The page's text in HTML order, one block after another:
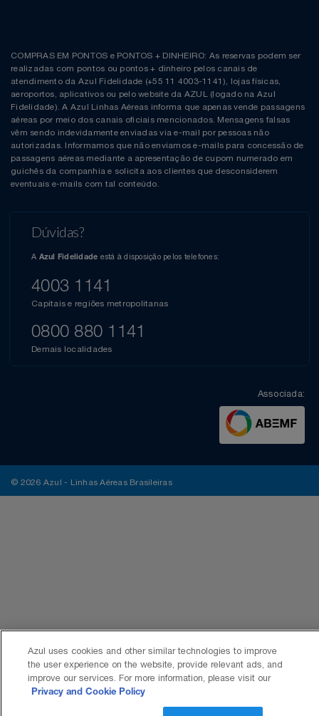
COMPRAS EM PONTOS e PONTOS + DINHEIRO: As reservas podem ser
realizadas com pontos ou pontos + dinheiro pelos canais de
atendimento da Azul Fidelidade (+55 11 4003-1141), lojas físicas,
aeroportos, aplicativos ou pelo website da AZUL (logado na Azul
Fidelidade). A Azul Linhas Aéreas informa que apenas vende passagens
aéreas por meio dos canais oficiais mencionados. Mensagens falsas
vêm sendo indevidamente enviadas via e-mail por pessoas não
autorizadas. Informamos que não enviamos e-mails para concessão de
passagens aéreas mediante a apresentação de cupom numerado em
guichês da companhia e solicita aos clientes que desconsiderem
eventuais e-mails com tal conteúdo.
Dúvidas?
A Azul Fidelidade está à disposição pelos telefones:
4003 1141
Capitais e regiões metropolitanas
0800 880 1141
Demais localidades
Associada:
© 2026 Azul - Linhas Aéreas Brasileiras
Azul uses cookies and other similar technologies to improve
the user experience on the website, provide relevant ads, and
improve our services. For more information, please visit our
Privacy and Cookie Policy